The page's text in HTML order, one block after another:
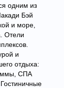
одним из
Бэй
и море,
Отели
и
отдыха:
СПА